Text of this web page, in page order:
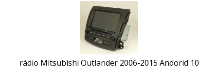
rádio Mitsubishi Outlander 2006-2015 Andorid 10